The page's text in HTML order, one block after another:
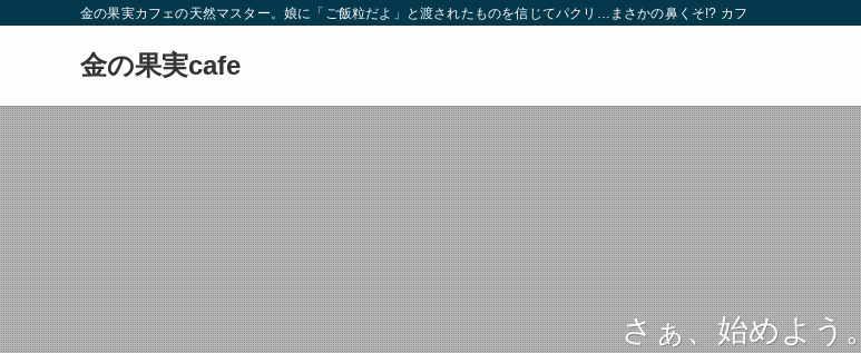
金の果実カフェの天然マスター。娘に「ご飯粒だよ」と渡されたものを信じてパクリ…まさかの鼻くそ!? カフェでは、心温
金の果実cafe
さぁ、始めよう